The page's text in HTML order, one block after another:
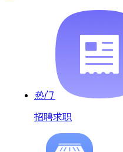
热门
招聘求职